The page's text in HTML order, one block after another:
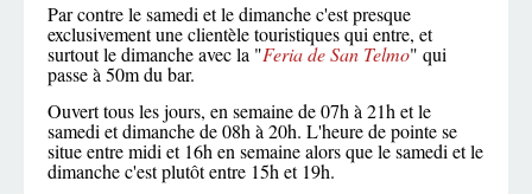
Par contre le samedi et le dimanche c'est presque
exclusivement une clientèle touristiques qui entre, et
surtout le dimanche avec la "Feria de San Telmo" qui
passe à 50m du bar.
Ouvert tous les jours, en semaine de 07h à 21h et le
samedi et dimanche de 08h à 20h. L'heure de pointe se
situe entre midi et 16h en semaine alors que le samedi et le
dimanche c'est plutôt entre 15h et 19h.